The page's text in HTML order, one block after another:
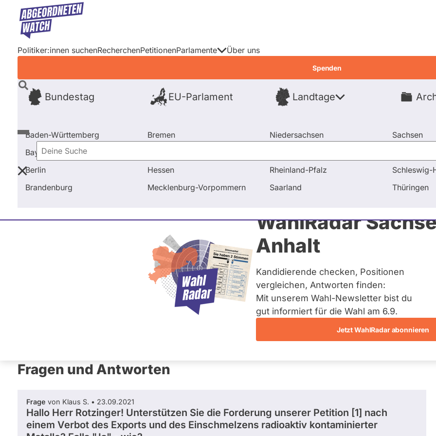
Direkt
Inhalt
Politiker:innen suchenRecherchenPetitionenParlamente
Bundestag EU-Parlament Landtage
Baden-Württemberg
Bayern
Berlin
Brandenburg
Bremen
Hessen
Mecklenburg-Vorpommern
Niedersachsen
Rheinland-Pfalz
Saarland
Sachsen
Schleswig-
Thüringen
Über uns
Spenden
Deine
Suche
WahlRadar
Anhalt
Kandidierende checken, Positionen
vergleichen, Antworten finden:
Mit unserem Wahl-Newsletter bist du
gut informiert für die Wahl am 6.9.
Jetzt WahlRadar abonnieren
Startseite Frage stellen René Rotzinger
n
René Rotzinger
Dieser Politiker hat kein aktuelles und kein zukünftiges
Mandat und keine Direktandidatur auf Landes-, Bundes-
oder EU-Ebene. Mögliche Kandidaturen über eine
Wahlliste werden bei uns nicht erfasst.
Fragen und Antworten
Frage von Klaus S. • 23.09.2021
Hallo Herr Rotzinger! Unterstützen Sie die Forderung unserer Petition [1] nach
einem Verbot des Exports und des Einschmelzens radioaktiv kontaminierter